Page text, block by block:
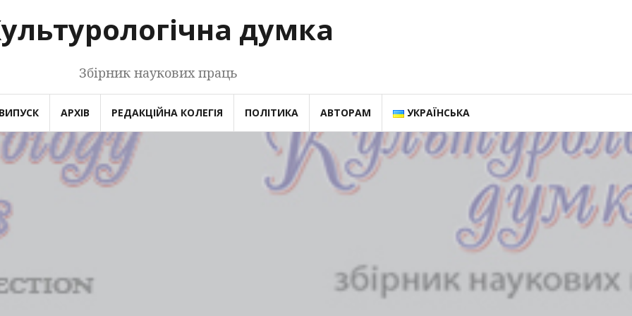
думка
Збірник наукових праць
АРХІВ РЕДАКЦІЙНА КОЛЕГІЯ ПОЛІТИКА АВТОРАМ УКРАЇНСЬКА